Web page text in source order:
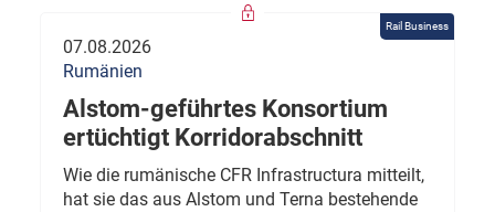
Rail Business
07.08.2026
Rumänien
Alstom-geführtes Konsortium
ertüchtigt Korridorabschnitt
Wie die rumänische CFR Infrastructura mitteilt,
hat sie das aus Alstom und Terna bestehende